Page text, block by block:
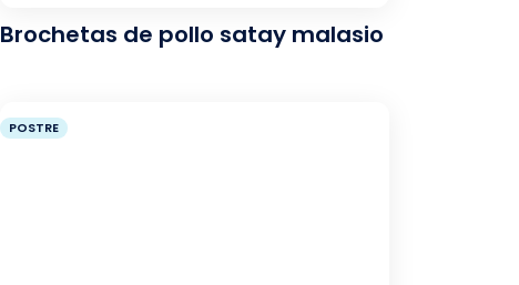
Brochetas de pollo satay malasio
POSTRE